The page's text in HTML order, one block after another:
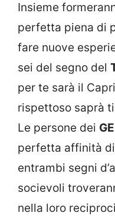
Insieme
perfetta piena di
fare nuove
sei del segno del
per te sarà il
rispettoso saprà
Le persone dei
perfetta affinità
entrambi segni
socievoli
nella loro